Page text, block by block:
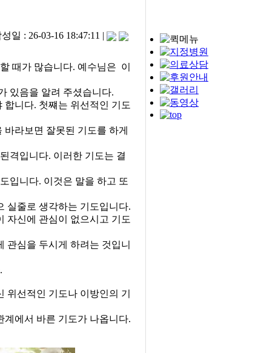
일 : 26-03-16 18:47:11 |
때가 많습니다. 예수님은 이
있음을 알려 주셨습니다.
니다. 첫쨰는 위선적인 기도
라보면 잘못된 기도를 하게
격입니다. 이러한 기도는 결
입니다. 이것은 말을 하고 또
실줄로 생각하는 기도입니다.
자신에 관심이 없으시고 기도
관심을 두시게 하려는 것입니
선적인 기도나 이방인의 기
에서 바른 기도가 나옵니다.